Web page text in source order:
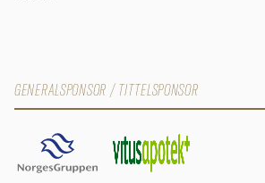
GENERALSPONSOR / TITTELSPONSOR